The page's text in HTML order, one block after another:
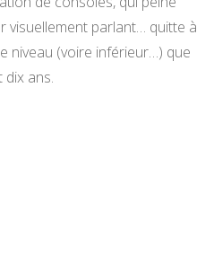
visuellement parlant… quitte à
niveau (voire inférieur…) que
dix ans.